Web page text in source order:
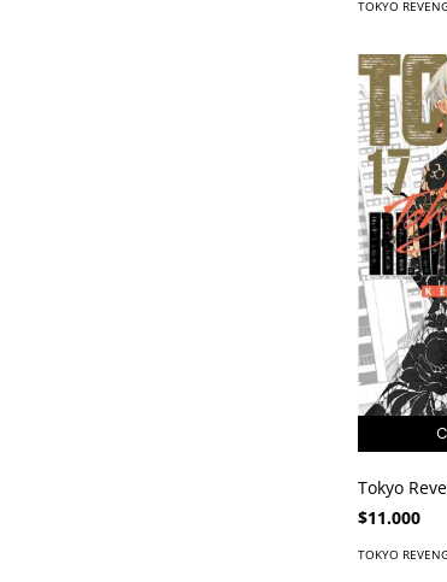
TOKYO
Tokyo
$11.000
TOKYO